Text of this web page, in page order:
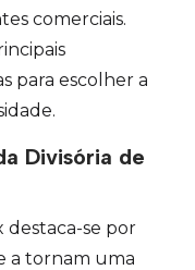
comerciais.
para escolher a
Divisória de
destaca-se por
a tornam uma